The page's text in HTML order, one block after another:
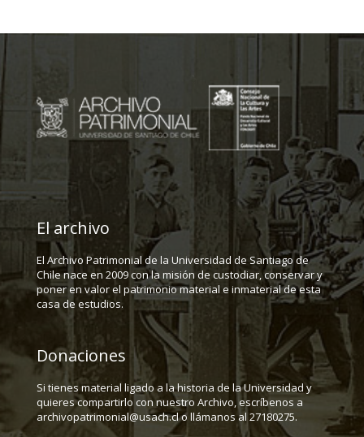
El archivo
El Archivo Patrimonial de la Universidad de Santiago de
Chile nace en 2009 con la misión de custodiar, conservar y
poner en valor el patrimonio material e inmaterial de esta
casa de estudios.
Donaciones
Si tienes material ligado a la historia de la Universidad y
quieres compartirlo con nuestro Archivo, escríbenos a
archivopatrimonial@usach.cl o llámanos al 27180275.